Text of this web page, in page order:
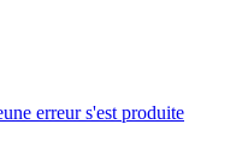
une erreur s'est produite